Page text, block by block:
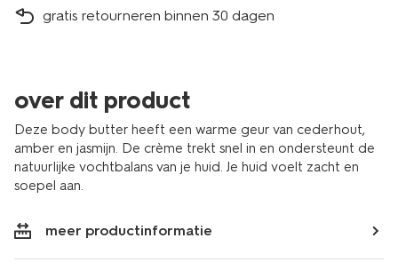
gratis retourneren binnen 30 dagen
over dit product
Deze body butter heeft een warme geur van cederhout,
amber en jasmijn. De crème trekt snel in en ondersteunt de
natuurlijke vochtbalans van je huid. Je huid voelt zacht en
soepel aan.
meer productinformatie